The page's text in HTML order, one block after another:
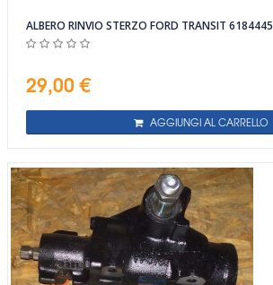
ALBERO RINVIO STERZO FORD TRANSIT 6184445
29,00 €
AGGIUNGI AL CARRELLO